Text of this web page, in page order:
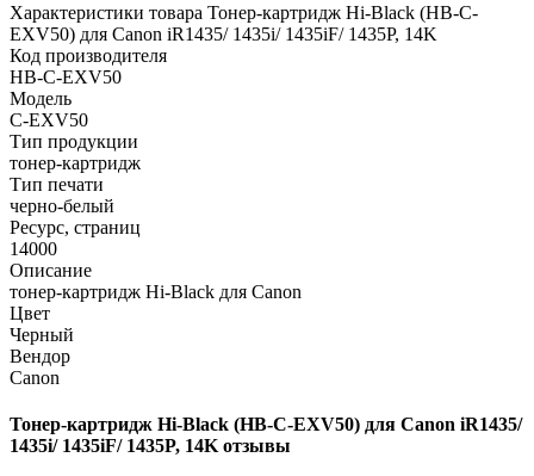
Характеристики товара Тонер-картридж Hi-Black (HB-C-
EXV50) для Canon iR1435/ 1435i/ 1435iF/ 1435P, 14K
Код производителя
HB-C-EXV50
Модель
C-EXV50
Тип продукции
тонер-картридж
Тип печати
черно-белый
Ресурс, страниц
14000
Описание
тонер-картридж Hi-Black для Canon
Цвет
Черный
Вендор
Canon
Тонер-картридж Hi-Black (HB-C-EXV50) для Canon iR1435/
1435i/ 1435iF/ 1435P, 14K отзывы